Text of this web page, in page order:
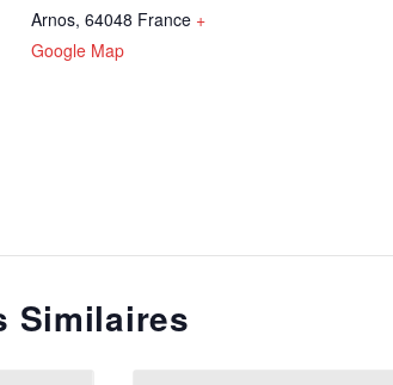
Arnos, 64048 France +
Google Map
Similaires